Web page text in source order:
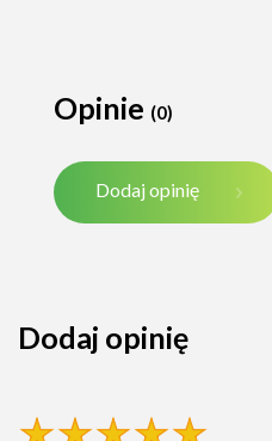
Opinie (0)
Dodaj opinię
Dodaj opinię